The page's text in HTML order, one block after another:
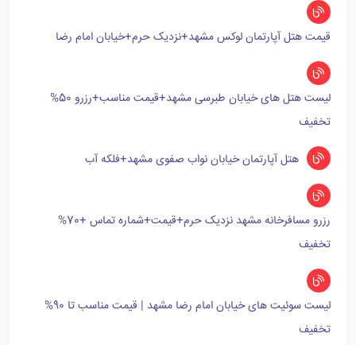
قیمت هتل آپارتمان لوکس مشهد+نزدیک حرم+خیابان امام رضا
لیست هتل های خیابان طبرسی مشهد+قیمت مناسب+رزرو 50%
تخفیف
هتل آپارتمان خیابان نواب صفوی مشهد+فلکه آب
رزرو مسافرخانه مشهد نزدیک حرم+قیمت+شماره تماس +70%
تخفیف
لیست سوئیت های خیابان امام رضا مشهد | قیمت مناسب تا 90%
تخفیف